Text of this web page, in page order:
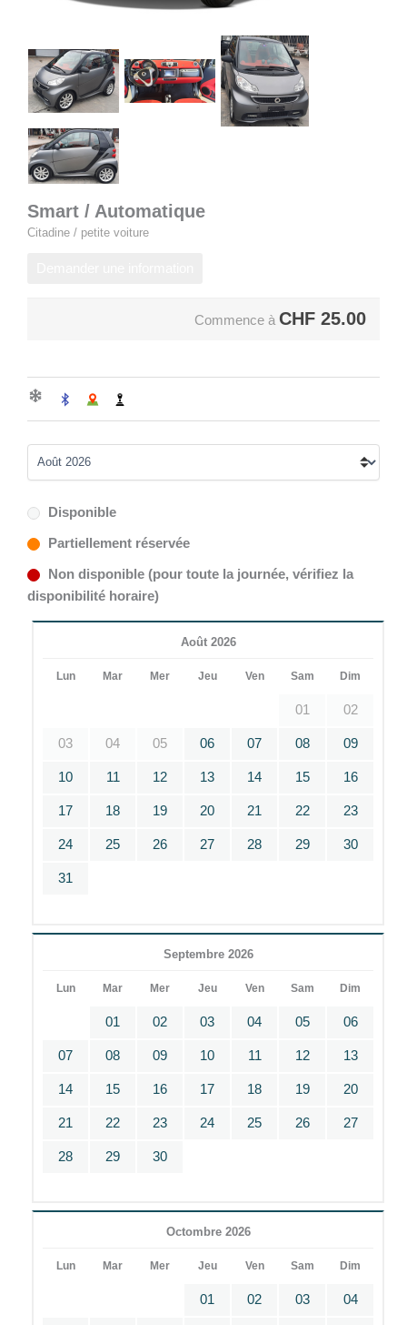
Smart / Automatique
Citadine / petite voiture
Commence à CHF 25.00
Disponible
Partiellement réservée
Non disponible (pour toute la journée, vérifiez la
disponibilité horaire)
Août 2026
Lun Mar Mer Jeu Ven Sam Dim
01 02
03 04 05 06 07 08 09
10 11 12 13 14 15 16
17 18 19 20 21 22 23
24 25 26 27 28 29 30
31
Septembre 2026
Lun Mar Mer Jeu Ven Sam Dim
01 02 03 04 05 06
07 08 09 10 11 12 13
14 15 16 17 18 19 20
21 22 23 24 25 26 27
28 29 30
Octombre 2026
Lun Mar Mer Jeu Ven Sam Dim
01 02 03 04